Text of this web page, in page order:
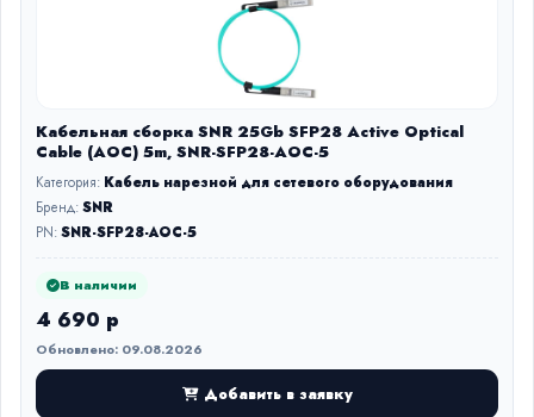
Кабельная сборка SNR 25Gb SFP28 Active Optical
Cable (AOC) 5m, SNR-SFP28-AOC-5
Категория: Кабель нарезной для сетевого оборудования
Бренд:SNR
PN:SNR-SFP28-AOC-5
В наличии
4 690 р
Обновлено: 09.08.2026
Добавить в заявку